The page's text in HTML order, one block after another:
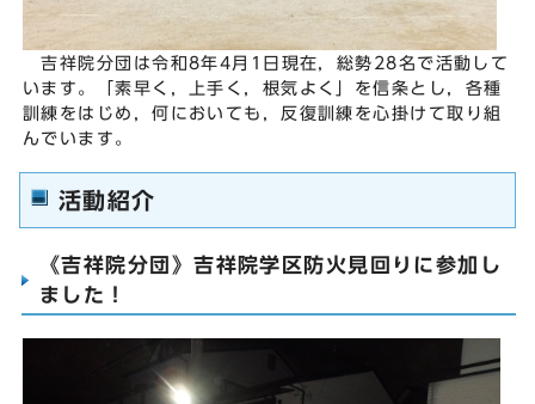
吉祥院分団は令和8年4月1日現在，総勢28名で活動して
います。「素早く，上手く，根気よく」を信条とし，各種
訓練をはじめ，何においても，反復訓練を心掛けて取り組
んでいます。
活動紹介
《吉祥院分団》吉祥院学区防火見回りに参加し
ました！